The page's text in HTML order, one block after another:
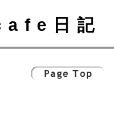
日記